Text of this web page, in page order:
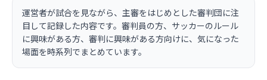
運営者が試合を見ながら、主審をはじめとした審判団に注
目して記録した内容です。審判員の方、サッカーのルール
に興味がある方、審判に興味がある方向けに、気になった
場面を時系列でまとめています。